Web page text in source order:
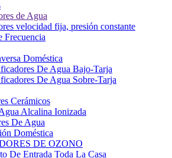
de Agua
velocidad fija, presión constante
Frecuencia
Doméstica
De Agua Bajo-Tarja
De Agua Sobre-Tarja
Cerámicos
Alcalina Ionizada
De Agua
Doméstica
DE OZONO
De Entrada Toda La Casa